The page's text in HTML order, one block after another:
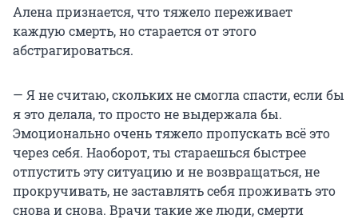
Алена признается, что тяжело переживает
каждую смерть, но старается от этого
абстрагироваться.
— Я не считаю, скольких не смогла спасти, если бы
я это делала, то просто не выдержала бы.
Эмоционально очень тяжело пропускать всё это
через себя. Наоборот, ты стараешься быстрее
отпустить эту ситуацию и не возвращаться, не
прокручивать, не заставлять себя проживать это
снова и снова. Врачи такие же люди, смерти